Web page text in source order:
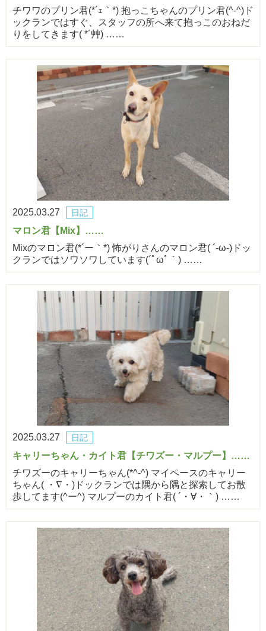
チワワのプリン君(*´ｪ｀*) 抱っこちゃんのプリン君(^-^)ド
ックランではすぐ、スタッフの所へ来て抱っこのおねだ
りをしてきます( *´艸) ……
2025.03.27 日記
マロン君【Mix】……
Mixのマロン君(*´ー｀*) 怖がりさんのマロン君( ´-ω-)ドッ
クランではソワソワしています(´ﾟωﾟ｀) ……
2025.03.27 日記
キャリーちゃん・カイト君【チワズー・マルプー】……
チワズーのキャリーちゃん(*^-^) マイペースのキャリー
ちゃん( ・∇・)ドックランでは隅から隅と探索してお散
歩してます(^ー^) マルプーのカイト君( ´・∀・｀) ……